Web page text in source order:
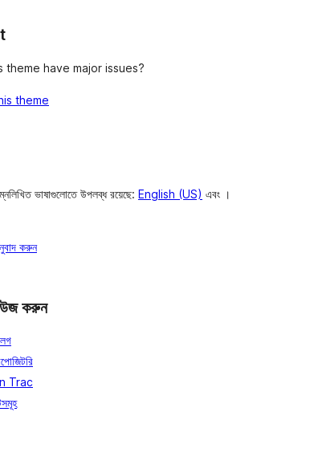
theme have major issues?
theme
ভাষাগুলোতে উপলব্ধ রয়েছে: English (US) এবং ।
করুন
করুন
Trac